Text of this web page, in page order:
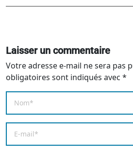
Laisser un commentaire
Votre adresse e-mail ne sera pas
obligatoires sont indiqués avec *